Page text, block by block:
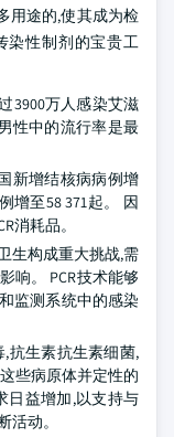
用途的,使其成为检
染性制剂的宝贵工
3900万人感染艾滋
性中的流行率是最
新增结核病病例增
增至58 371起。 因
消耗品。
生构成重大挑战,需
响。 PCR技术能够
监测系统中的感染
抗生素抗生素细菌,
些病原体并定性的
日益增加,以支持与
动。